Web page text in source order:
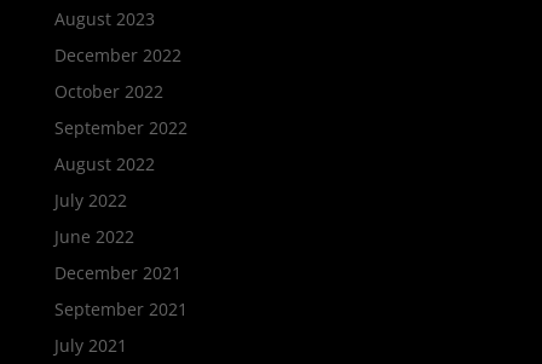
August 2023
December 2022
October 2022
September 2022
August 2022
July 2022
June 2022
December 2021
September 2021
July 2021